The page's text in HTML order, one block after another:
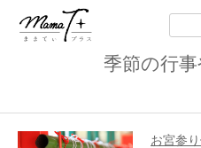
索:
季節の行
お宮参